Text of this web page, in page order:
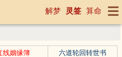
解梦 灵签 算命
线姻缘簿
六道轮回转世书